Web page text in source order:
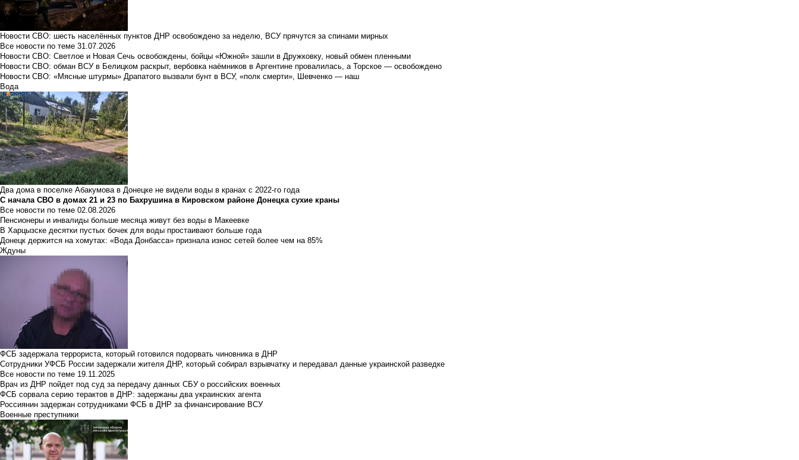
Новости СВО: шесть населённых пунктов ДНР освобождено за неделю, ВСУ прячутся за спинами мирных
Все новости по теме 31.07.2026
Новости СВО: Светлое и Новая Сечь освобождены, бойцы «Южной» зашли в Дружковку, новый обмен пленными
Новости СВО: обман ВСУ в Белицком раскрыт, вербовка наёмников в Аргентине провалилась, а Торское — освобождено
Новости СВО: «Мясные штурмы» Драпатого вызвали бунт в ВСУ, «полк смерти», Шевченко — наш
Вода
Два дома в поселке Абакумова в Донецке не видели воды в кранах с 2022-го года
С начала СВО в домах 21 и 23 по Бахрушина в Кировском районе Донецка сухие краны
Все новости по теме 02.08.2026
Пенсионеры и инвалиды больше месяца живут без воды в Макеевке
В Харцызске десятки пустых бочек для воды простаивают больше года
Донецк держится на хомутах: «Вода Донбасса» признала износ сетей более чем на 85%
Ждуны
ФСБ задержала террориста, который готовился подорвать чиновника в ДНР
Сотрудники УФСБ России задержали жителя ДНР, который собирал взрывчатку и передавал данные украинской разведке
Все новости по теме 19.11.2025
Врач из ДНР пойдет под суд за передачу данных СБУ о российских военных
ФСБ сорвала серию терактов в ДНР: задержаны два украинских агента
Россиянин задержан сотрудниками ФСБ в ДНР за финансирование ВСУ
Военные преступники